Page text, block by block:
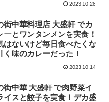
2023.10.28
街中華料理店 大盛軒 でカ
ーとワンタンメンを実食！
はないけど毎日食べたくな
く味のカレーだった！
2023.10.14
街中華 大盛軒 で肉野菜イ
イスと餃子を実食！デカ盛